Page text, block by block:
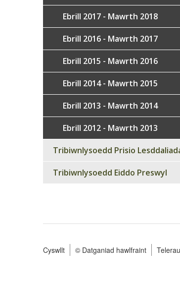
Ebrill 2017 - Mawrth 2018
Ebrill 2016 - Mawrth 2017
Ebrill 2015 - Mawrth 2016
Ebrill 2014 - Mawrth 2015
Ebrill 2013 - Mawrth 2014
Ebrill 2012 - Mawrth 2013
Tribiwnlysoedd Prisio
Tribiwnlysoedd Eiddo Preswyl
Footer
Cyswllt © Datganiad hawlfraint